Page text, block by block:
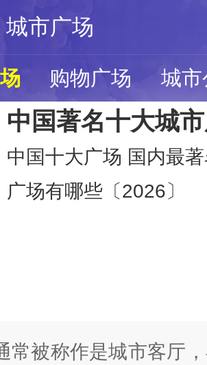
城市广场
购物广场 城市
中国著名十大城
中国十大广场 国内最
广场有哪些〔2026〕
常被称作是城市客厅